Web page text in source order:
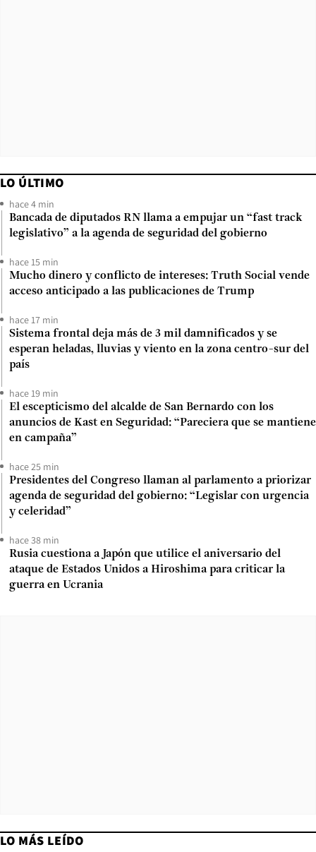
LO ÚLTIMO
hace 4 min
Bancada de diputados RN llama a empujar un “fast track
legislativo” a la agenda de seguridad del gobierno
hace 15 min
Mucho dinero y conflicto de intereses: Truth Social vende
acceso anticipado a las publicaciones de Trump
hace 17 min
Sistema frontal deja más de 3 mil damnificados y se
esperan heladas, lluvias y viento en la zona centro-sur del
país
hace 19 min
El escepticismo del alcalde de San Bernardo con los
anuncios de Kast en Seguridad: “Pareciera que se mantiene
en campaña”
hace 25 min
Presidentes del Congreso llaman al parlamento a priorizar
agenda de seguridad del gobierno: “Legislar con urgencia
y celeridad”
hace 38 min
Rusia cuestiona a Japón que utilice el aniversario del
ataque de Estados Unidos a Hiroshima para criticar la
guerra en Ucrania
LO MÁS LEÍDO